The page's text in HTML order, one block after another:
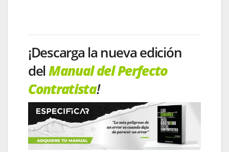
¡Descarga la nueva edición
delManual del Perfecto
Contratista!